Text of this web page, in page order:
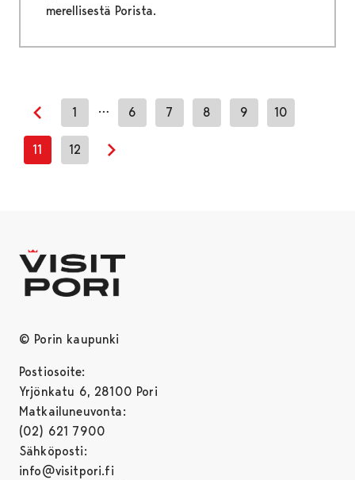
merellisestä Porista.
Previous page
1 … 6 7 8 9 10
11 12
© Porin kaupunki
Postiosoite:
Yrjönkatu 6, 28100 Pori
Matkailuneuvonta:
(02) 621 7900
Sähköposti:
info@visitpori.fi